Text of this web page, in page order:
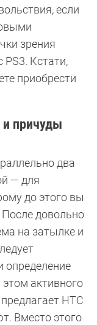
если
зрения
Кстати,
приобрести
и причуды
два
— для
до этого вы
довольно
на затылке и
определение
активного
HTC
Вместо этого